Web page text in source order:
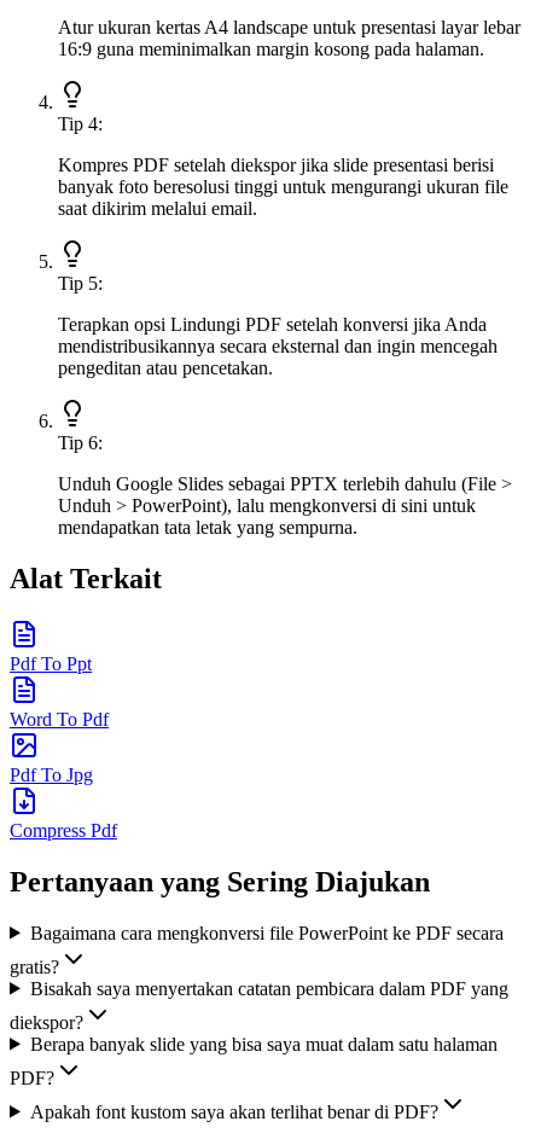
Atur ukuran kertas A4 landscape untuk presentasi layar lebar
16:9 guna meminimalkan margin kosong pada halaman.
Tip 4:
Kompres PDF setelah diekspor jika slide presentasi berisi
banyak foto beresolusi tinggi untuk mengurangi ukuran file
saat dikirim melalui email.
Tip 5:
Terapkan opsi Lindungi PDF setelah konversi jika Anda
mendistribusikannya secara eksternal dan ingin mencegah
pengeditan atau pencetakan.
Tip 6:
Unduh Google Slides sebagai PPTX terlebih dahulu (File >
Unduh > PowerPoint), lalu mengkonversi di sini untuk
mendapatkan tata letak yang sempurna.
Alat Terkait
Pdf To Ppt
Word To Pdf
Pdf To Jpg
Compress Pdf
Pertanyaan yang Sering Diajukan
Bagaimana cara mengkonversi file PowerPoint ke PDF secara
gratis?
Bisakah saya menyertakan catatan pembicara dalam PDF yang
diekspor?
Berapa banyak slide yang bisa saya muat dalam satu halaman
PDF?
Apakah font kustom saya akan terlihat benar di PDF?